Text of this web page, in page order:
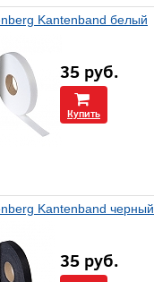
Kantenband белый
35 руб.
Купить
Kantenband черный
35 руб.